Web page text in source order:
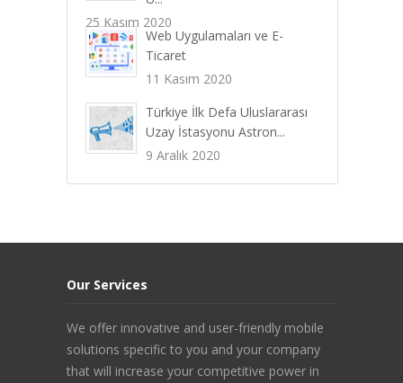
25 Kasım 2020
Web Uygulamaları ve E-
Ticaret
11 Kasım 2020
Türkiye İlk Defa Uluslararası
Uzay İstasyonu Astron...
9 Aralık 2020
Our Services
We offer innovative and user-friendly mobile
solutions specific to you and your company
that will increase your competitive power in